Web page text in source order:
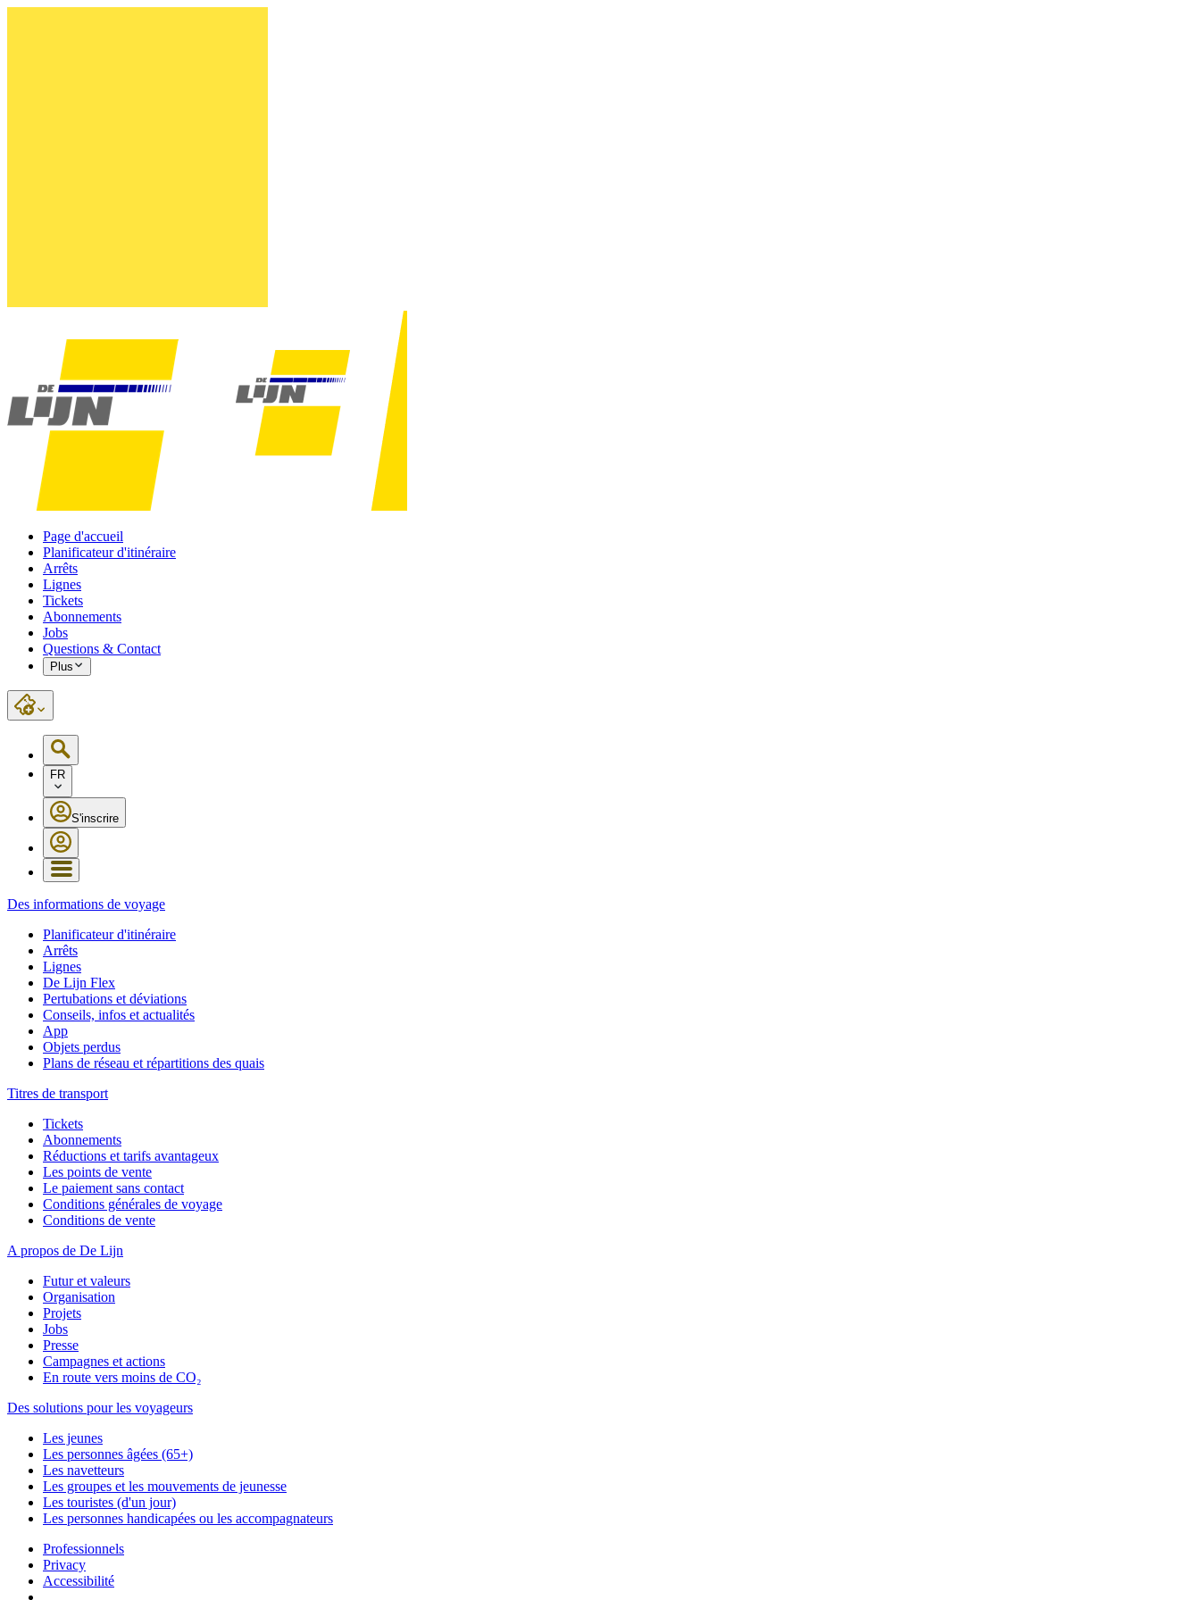
Page d'accueil
Planificateur d'itinéraire
Arrêts
Lignes
Tickets
Abonnements
Jobs
Questions & Contact
Plus
FR
S'inscrire
Des informations de voyage
Planificateur d'itinéraire
Arrêts
Lignes
De Lijn Flex
Pertubations et déviations
Conseils, infos et actualités
App
Objets perdus
Plans de réseau et répartitions des quais
Titres de transport
Tickets
Abonnements
Réductions et tarifs avantageux
Les points de vente
Le paiement sans contact
Conditions générales de voyage
Conditions de vente
A propos de De Lijn
Futur et valeurs
Organisation
Projets
Jobs
Presse
Campagnes et actions
En route vers moins de CO₂
Des solutions pour les voyageurs
Les jeunes
Les personnes âgées (65+)
Les navetteurs
Les groupes et les mouvements de jeunesse
Les touristes (d'un jour)
Les personnes handicapées ou les accompagnateurs
Professionnels
Privacy
Accessibilité